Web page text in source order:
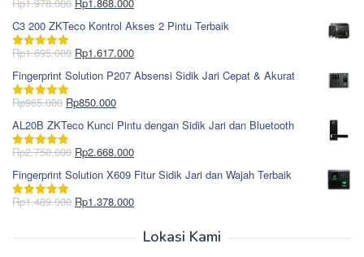
Dinilai5.00
aslinya
adalah:
Rp1.978.000.
saat
ini
adalah:
C3 200 ZKTeco Kontrol Akses 2 Pintu Terbaik
Dinilai5.00
Rp1.695.000 Harga
aslinya
adalah:
Rp1.695.000.
Rp1.617.000Harga
saat
ini
Fingerprint Solution P207 Absensi Sidik Jari Cepat & Akurat
Dinilai5.00
Rp965.000 Harga
aslinya
adalah:
Rp965.000.
Rp850.000Harga
saat
ini
adalah:
AL20B ZKTeco Kunci Pintu dengan Sidik Jari dan Bluetooth
Dinilai5.00
Rp2.750.000 Harga
aslinya
adalah:
Rp2.750.000.
Rp2.668.000Harga
saat
ini
adalah:
Fingerprint Solution X609 Fitur Sidik Jari dan Wajah Terbaik
Dinilai5.00
Rp1.489.000 Harga
Rp1.378.000Harga
Lokasi Kami